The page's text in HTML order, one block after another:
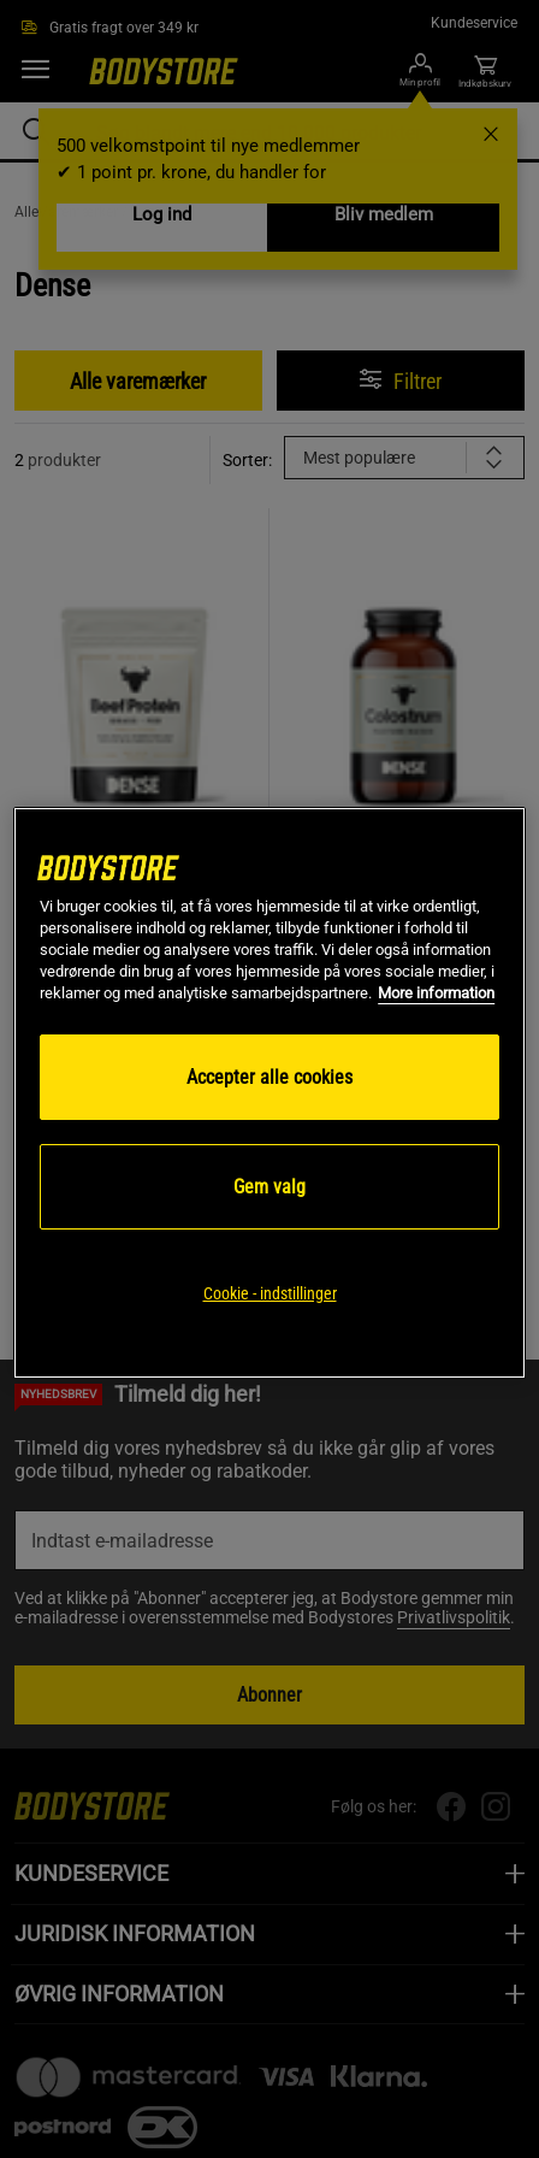
Gratis fragt over 349 kr Kundeservice
Min profil
500 velkomstpoint til nye medlemmer
✔ 1 point pr. krone, du handler for
Log ind
Bliv medlem
Indkøbskurv
AlleVaremærker / Dense
Dense
Alle varemærker Filtrer
2 produkter Sorter: Mest populære
Okseprotein Vanilje 500 g
1 anmeldelser
Dense
319 kr Køb
Dense
399 kr Køb
Du har set på 2 af 2 produkter
NYHEDSBREV Tilmeld dig her!
Tilmeld dig vores nyhedsbrev så du ikke går glip af vores
gode tilbud, nyheder og rabatkoder.
Ved at klikke på "Abonner" accepterer jeg, at Bodystore gemmer min
e-mailadresse i overensstemmelse med Bodystores Privatlivspolitik.
Abonner
Følg os her:
KUNDESERVICE
JURIDISK INFORMATION
ØVRIG INFORMATION
Vi bruger cookies til, at få vores hjemmeside til at virke ordentligt,
personalisere indhold og reklamer, tilbyde funktioner i forhold til
sociale medier og analysere vores traffik. Vi deler også information
vedrørende din brug af vores hjemmeside på vores sociale medier, i
reklamer og med analytiske samarbejdspartnere. More information
Accepter alle cookies
Gem valg
Cookie - indstillinger